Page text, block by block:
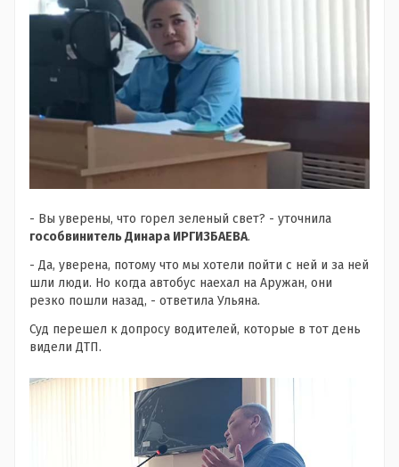
- Вы уверены, что горел зеленый свет? - уточнила
гособвинитель Динара ИРГИЗБАЕВА.
- Да, уверена, потому что мы хотели пойти с ней и за ней
шли люди. Но когда автобус наехал на Аружан, они
резко пошли назад, - ответила Ульяна.
Суд перешел к допросу водителей, которые в тот день
видели ДТП.